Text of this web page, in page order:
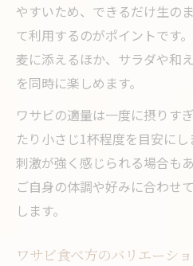
やすいため、できるだけ生の
て利用するのがポイントです
麦に添えるほか、サラダや和
を同時に楽しめます。
ワサビの適量は一度に摂りす
たり小さじ1杯程度を目安に
刺激が強く感じられる場合も
ご自身の体調や好みに合わせ
します。
ワサビ食べ方のバリエーシ